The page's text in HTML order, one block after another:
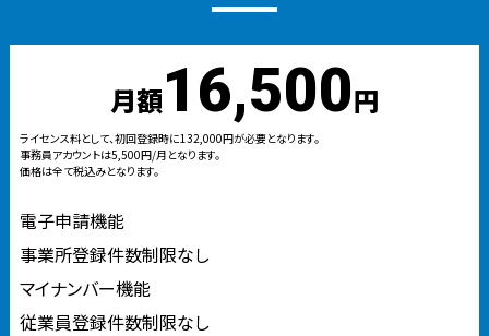
月額16,500円
ライセンス料として、初回登録時に132,000円が必要となります。
事務員アカウントは5,500円/月となります。
価格は全て税込みとなります。
電子申請機能
事業所登録件数制限なし
マイナンバー機能
従業員登録件数制限なし